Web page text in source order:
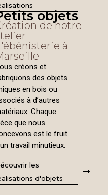
objets
de notre
à
créons et
des objets
en bois ou
à d’autres
Chaque
que nous
est le fruit
travail minutieux.
les
d'objets